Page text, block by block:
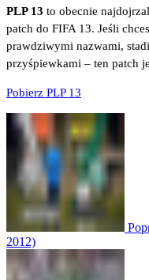
PLP 13 to obecnie
patch do FIFA 13. Jeśli
prawdziwymi nazwami,
przyśpiewkami – ten patch
Pobierz PLP 13
2012)